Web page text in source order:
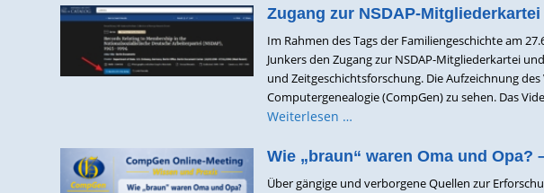
Zugang zur NSDAP-
Im Rahmen des Tags der Familiengeschichte am
Junkers den Zugang zur NSDAP-Mitgliederkartei
und Zeitgeschichtsforschung. Die Aufzeichnung
Computergenealogie (CompGen) zu sehen. Das
Weiterlesen …
Wie „braun“ waren Oma und Opa?
Über gängige und verborgene Quellen zur